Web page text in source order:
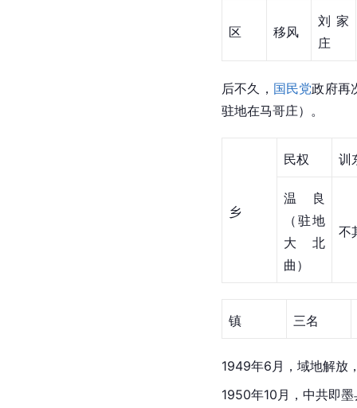
区 移风
刘家
庄
后不久， 国民党政府再
驻地在马哥庄）。
乡
民权 训
温良
（驻地
大北
曲）
不
镇 三名
1949年6月，域地解放
1950年10月，中共即